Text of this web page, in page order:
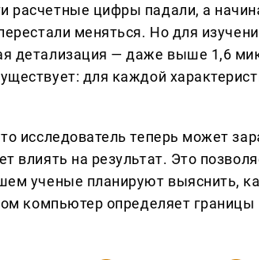
расчетные цифры падали, а
меняться. Но для
детализация — даже выше 1,6
для каждой
исследователь теперь может
влиять на результат. Это
ученые планируют выяснить,
компьютер определяет границы